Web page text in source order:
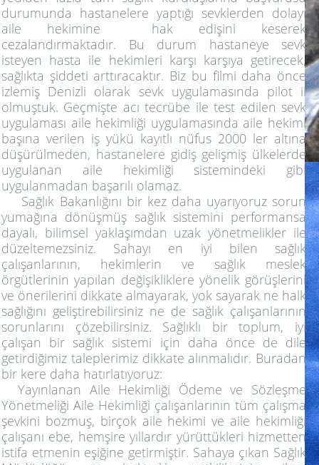
durumunda hastanelere yaptığı sevklerden dolayı
aile hekimine hak edişini keserek
cezalandırmaktadır. Bu durum hastaneye sevk
isteyen hasta ile hekimleri karşı karşıya getirecek,
sağlıkta şiddeti arttıracaktır. Biz bu filmi daha önce
izlemiş Denizli olarak sevk uygulamasında pilot il
olmuştuk. Geçmişte acı tecrübe ile test edilen sevk
uygulaması aile hekimliği uygulamasında aile hekimi
başına verilen iş yükü kayıtlı nüfus 2000 ler altına
düşürülmeden, hastanelere gidiş gelişmiş ülkelerde
uygulanan aile hekimliği sistemindeki gibi
uygulanmadan başarılı olamaz.
Sağlık Bakanlığını bir kez daha uyarıyoruz sorun
yumağına dönüşmüş sağlık sistemini performansa
dayalı, bilimsel yaklaşımdan uzak yönetmelikler ile
düzeltemezsiniz. Sahayı en iyi bilen sağlık
çalışanlarının, hekimlerin ve sağlık meslek
örgütlerinin yapılan değişikliklere yönelik görüşlerini
ve önerilerini dikkate almayarak, yok sayarak ne halk
sağlığını geliştirebilirsiniz ne de sağlık çalışanlarının
sorunlarını çözebilirsiniz. Sağlıklı bir toplum, iyi
çalışan bir sağlık sistemi için daha önce de dile
getirdiğimiz taleplerimiz dikkate alınmalıdır. Buradan
bir kere daha hatırlatıyoruz:
Yayınlanan Aile Hekimliği Ödeme ve Sözleşme
Yönetmeliği Aile Hekimliği çalışanlarının tüm çalışma
şevkini bozmuş, birçok aile hekimi ve aile hekimliği
çalışanı ebe, hemşire yıllardır yürüttükleri hizmetten
istifa etmenin eşiğine getirmiştir. Sahaya çıkan Sağlık